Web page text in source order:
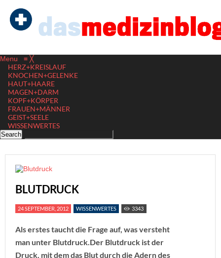
Menu ≡ ╳
HERZ+KREISLAUF
KNOCHEN+GELENKE
HAUT+HAARE
MAGEN+DARM
KOPF+KÖRPER
FRAUEN+MÄNNER
GEIST+SEELE
WISSENWERTES
BLUTDRUCK
24 SEPTEMBER, 2012 WISSENWERTES 3343
Als erstes taucht die Frage auf, was versteht
man unter Blutdruck.Der Blutdruck ist der
Druck, mit dem das Blut durch die Adern des